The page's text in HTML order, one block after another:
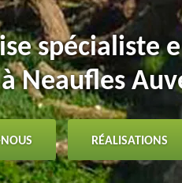
spécialiste
Neaufles
RÉALISATIONS